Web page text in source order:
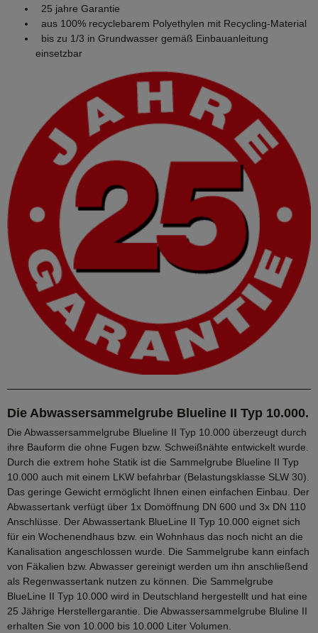
25 jahre Garantie
aus 100% recyclebarem Polyethylen mit Recycling-Material
bis zu 1/3 in Grundwasser gemäß Einbauanleitung
einsetzbar
Die Abwassersammelgrube Blueline II Typ 10.000.
Die Abwassersammelgrube Blueline II Typ 10.000 überzeugt durch
ihre Bauform die ohne Fugen bzw. Schweißnähte entwickelt wurde.
Durch die extrem hohe Statik ist die Sammelgrube Blueline II Typ
10.000 auch mit einem LKW befahrbar (Belastungsklasse SLW 30).
Das geringe Gewicht ermöglicht Ihnen einen einfachen Einbau. Der
Abwassertank verfügt über 1x Domöffnung DN 600 und 3x DN 110
Anschlüsse. Der Abwassertank BlueLine II Typ 10.000 eignet sich
für ein Wochenendhaus bzw. ein Wohnhaus das noch nicht an die
Kanalisation angeschlossen wurde. Die Sammelgrube kann einfach
von Fäkalien bzw. Abwasser gereinigt werden um ihn anschließend
als Regenwassertank nutzen zu können. Die Sammelgrube
BlueLine II Typ 10.000 wird in Deutschland hergestellt und hat eine
25 Jährige Herstellergarantie. Die Abwassersammelgrube Bluline II
erhalten Sie von 10.000 bis 10.000 Liter Volumen.